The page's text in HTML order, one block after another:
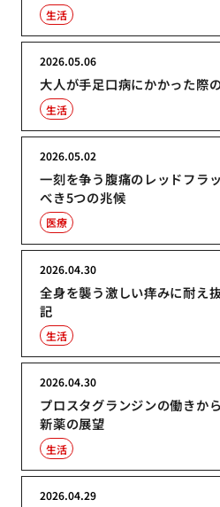
生活
大人が手足口病にかかった際
2026.05.06
生活
一刻を争う腹痛のレッドフラ
べき5つの兆候
2026.05.02
医療
全身を襲う激しい痒みに耐え
記
2026.04.30
生活
プロスタグランジンの働きか
新薬の展望
2026.04.30
生活
2026.04.29